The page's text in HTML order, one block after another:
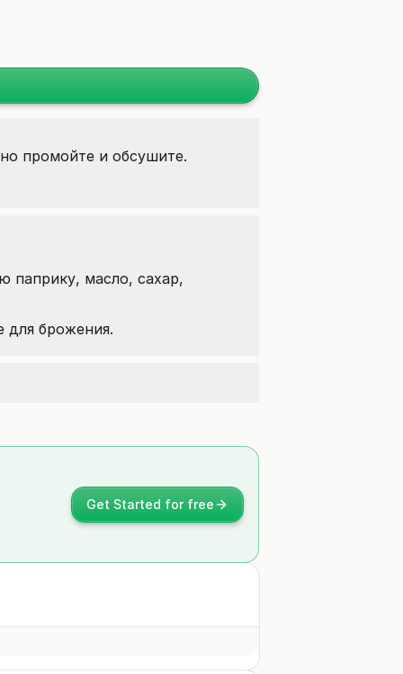
промойте и обсушите.
паприку, масло, сахар,
для брожения.
Get Started for free